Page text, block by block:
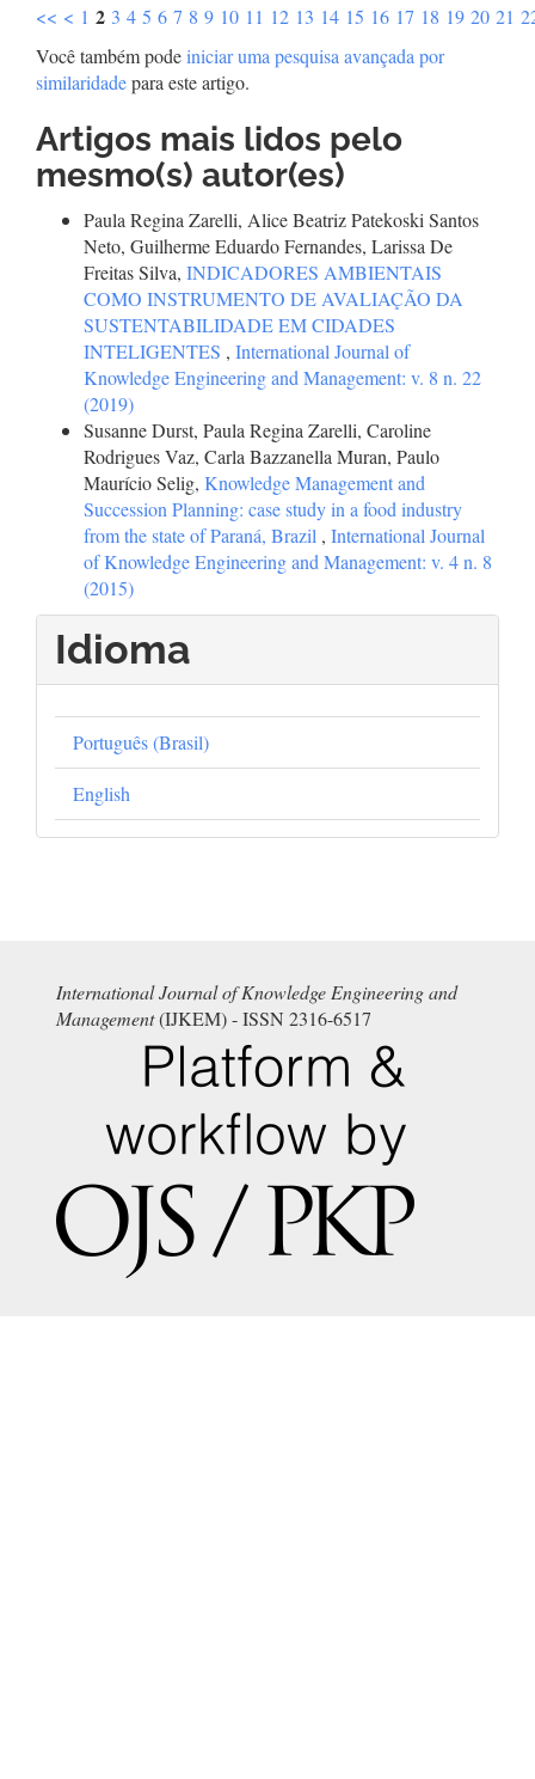
<< < 1 2 3 4 5 6 7 8 9 10 11 12 13 14 15 16 17 18 19 20 21
Você também podeiniciar uma pesquisa avançada por
similaridadepara este artigo.
Artigos mais lidos pelo
mesmo(s) autor(es)
Paula Regina Zarelli, Alice Beatriz Patekoski Santos
Neto, Guilherme Eduardo Fernandes, Larissa De
Freitas Silva, INDICADORES AMBIENTAIS
COMO INSTRUMENTO DE AVALIAÇÃO DA
SUSTENTABILIDADE EM CIDADES
INTELIGENTES , International Journal of
Knowledge Engineering and Management: v. 8 n. 22
(2019)
Susanne Durst, Paula Regina Zarelli, Caroline
Rodrigues Vaz, Carla Bazzanella Muran, Paulo
Maurício Selig, Knowledge Management and
Succession Planning: case study in a food industry
from the state of Paraná, Brazil , International Journal
of Knowledge Engineering and Management: v. 4 n. 8
(2015)
Idioma
Português (Brasil)
English
International Journal of Knowledge Engineering and
Management(IJKEM) - ISSN 2316-6517